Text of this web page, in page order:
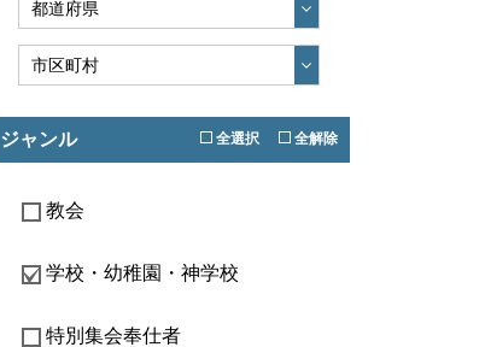
ジャンル 全選択 全解除
教会
学校・幼稚園・神学校
特別集会奉仕者